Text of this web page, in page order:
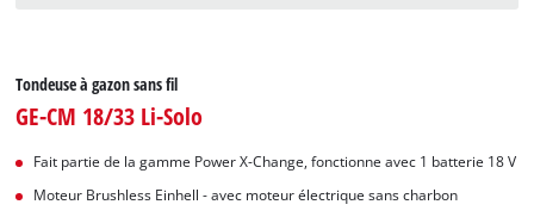
Tondeuse à gazon sans fil
GE-CM 18/33 Li-Solo
Fait partie de la gamme Power X-Change, fonctionne avec 1 batterie 18 V
Moteur Brushless Einhell - avec moteur électrique sans charbon